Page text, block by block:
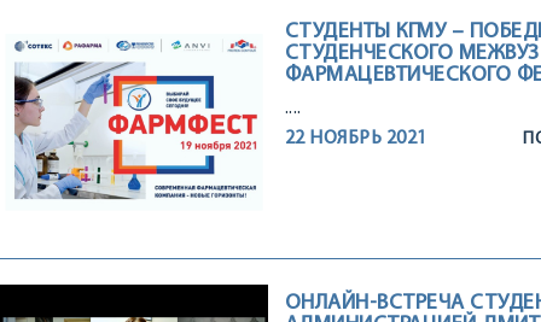
СТУДЕНТЫ КГМУ –
СТУДЕНЧЕСКОГО
ФАРМАЦЕВТИЧЕСКОГО
....
22 НОЯБРЬ 2021
ОНЛАЙН-ВСТРЕЧА